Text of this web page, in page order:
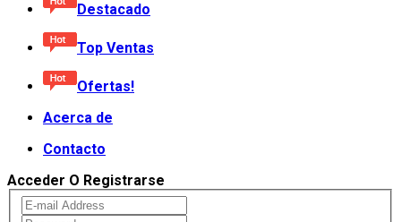
Destacado
Top Ventas
Ofertas!
Acerca de
Contacto
Acceder O Registrarse